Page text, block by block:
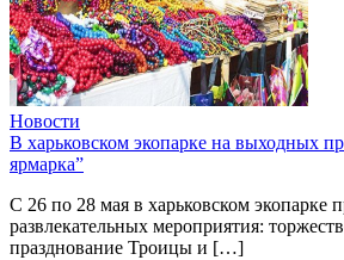
Новости
В харьковском экопарке на выходных
ярмарка”
С 26 по 28 мая в харьковском экопарке
развлекательных мероприятия:
празднование Троицы и […]